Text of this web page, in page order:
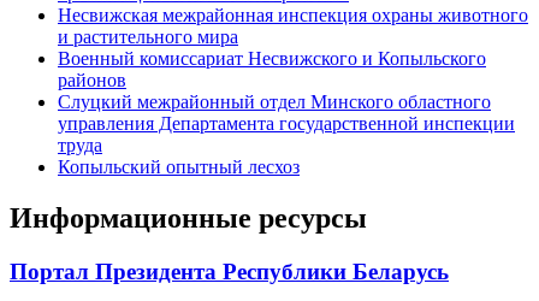
Несвижская межрайонная инспекция охраны животного
и растительного мира
Военный комиссариат Несвижского и Копыльского
районов
Слуцкий межрайонный отдел Минского областного
управления Департамента государственной инспекции
труда
Копыльский опытный лесхоз
Информационные ресурсы
Портал Президента Республики Беларусь